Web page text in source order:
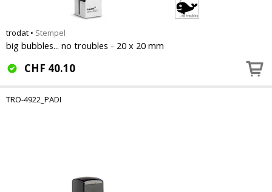
trodat • Stempel
big bubbles... no troubles - 20 x 20 mm
CHF 40.10
TRO-4922_PADI